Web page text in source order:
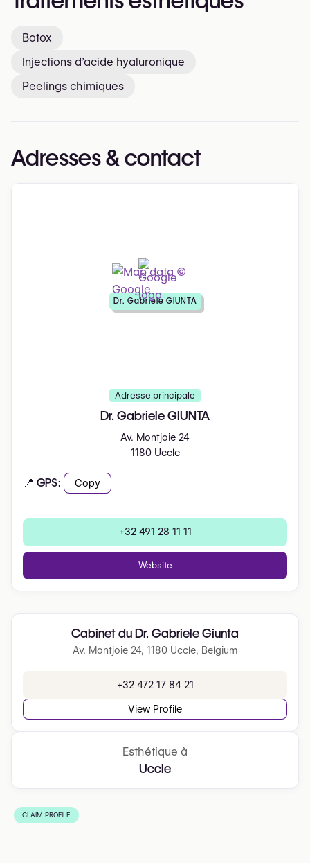
Botox
Injections d’acide hyaluronique
Peelings chimiques
Adresses & contact
Adresse principale
Dr. Gabriele GIUNTA
Av. Montjoie 24
1180 Uccle
📍 GPS: Copy
+32 491 28 11 11
Website
Dr. Gabriele GIUNTA
Cabinet du Dr. Gabriele Giunta
Av. Montjoie 24, 1180 Uccle, Belgium
+32 472 17 84 21
View Profile
Esthétique à
Uccle
CLAIM PROFILE